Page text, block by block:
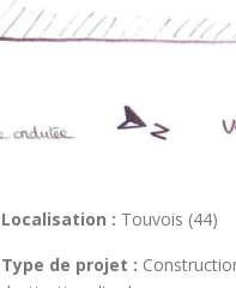
Localisation : Touvois (44)
Type de projet :